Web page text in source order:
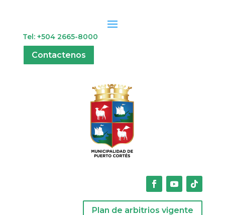
Tel: +504 2665-8000
Contactenos
Plan de arbitrios vigente